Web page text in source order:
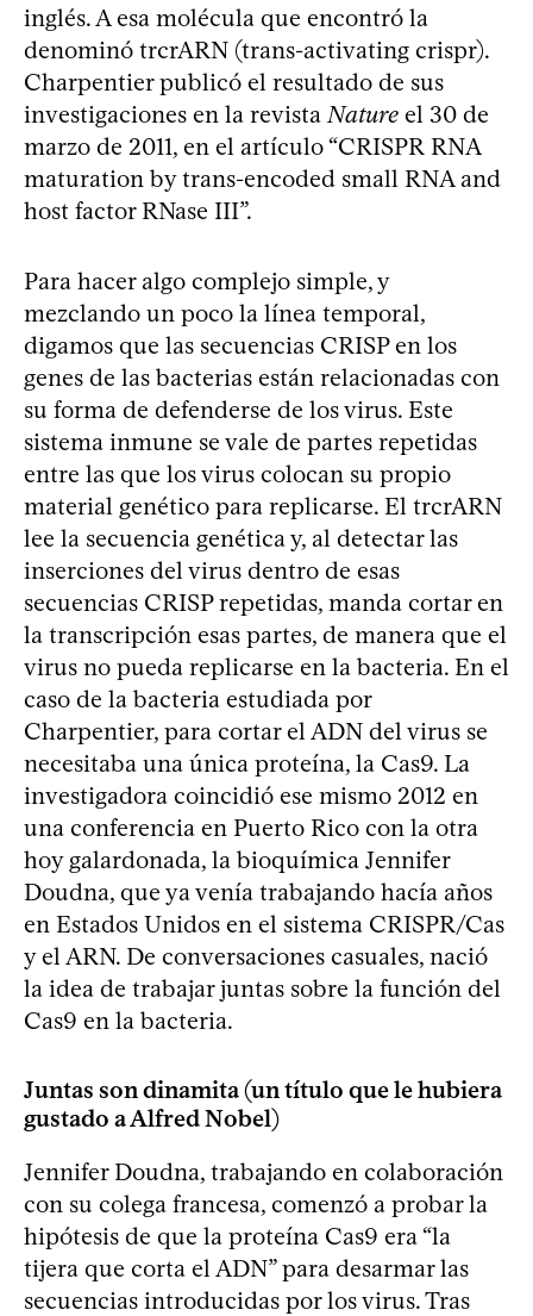
inglés. A esa molécula que encontró la
denominó trcrARN (trans-activating crispr).
Charpentier publicó el resultado de sus
investigaciones en la revista Nature el 30 de
marzo de 2011, en el artículo “CRISPR RNA
maturation by trans-encoded small RNA and
host factor RNase III”.
Para hacer algo complejo simple, y
mezclando un poco la línea temporal,
digamos que las secuencias CRISP en los
genes de las bacterias están relacionadas con
su forma de defenderse de los virus. Este
sistema inmune se vale de partes repetidas
entre las que los virus colocan su propio
material genético para replicarse. El trcrARN
lee la secuencia genética y, al detectar las
inserciones del virus dentro de esas
secuencias CRISP repetidas, manda cortar en
la transcripción esas partes, de manera que el
virus no pueda replicarse en la bacteria. En el
caso de la bacteria estudiada por
Charpentier, para cortar el ADN del virus se
necesitaba una única proteína, la Cas9. La
investigadora coincidió ese mismo 2012 en
una conferencia en Puerto Rico con la otra
hoy galardonada, la bioquímica Jennifer
Doudna, que ya venía trabajando hacía años
en Estados Unidos en el sistema CRISPR/Cas
y el ARN. De conversaciones casuales, nació
la idea de trabajar juntas sobre la función del
Cas9 en la bacteria.
Juntas son dinamita (un título que le hubiera
gustado a Alfred Nobel)
Jennifer Doudna, trabajando en colaboración
con su colega francesa, comenzó a probar la
hipótesis de que la proteína Cas9 era “la
tijera que corta el ADN” para desarmar las
secuencias introducidas por los virus. Tras